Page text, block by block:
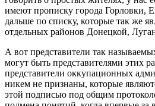
имеют прописку города Горловки,
дальше по списку, которые так же
отдельных районов Донецкой,
А вот представители так
могут быть представителями этих
представители оккупационных
никем не признаны, которые
этой подписью под общим